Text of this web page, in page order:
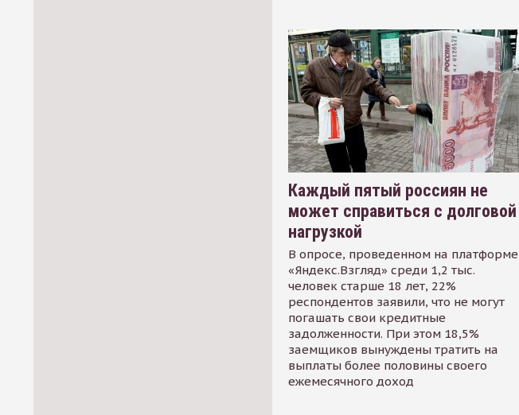
Каждый пятый россиян не
может справиться с долговой
нагрузкой
В опросе, проведенном на платформе
«Яндекс.Взгляд» среди 1,2 тыс.
человек старше 18 лет, 22%
респондентов заявили, что не могут
погашать свои кредитные
задолженности. При этом 18,5%
заемщиков вынуждены тратить на
выплаты более половины своего
ежемесячного доход